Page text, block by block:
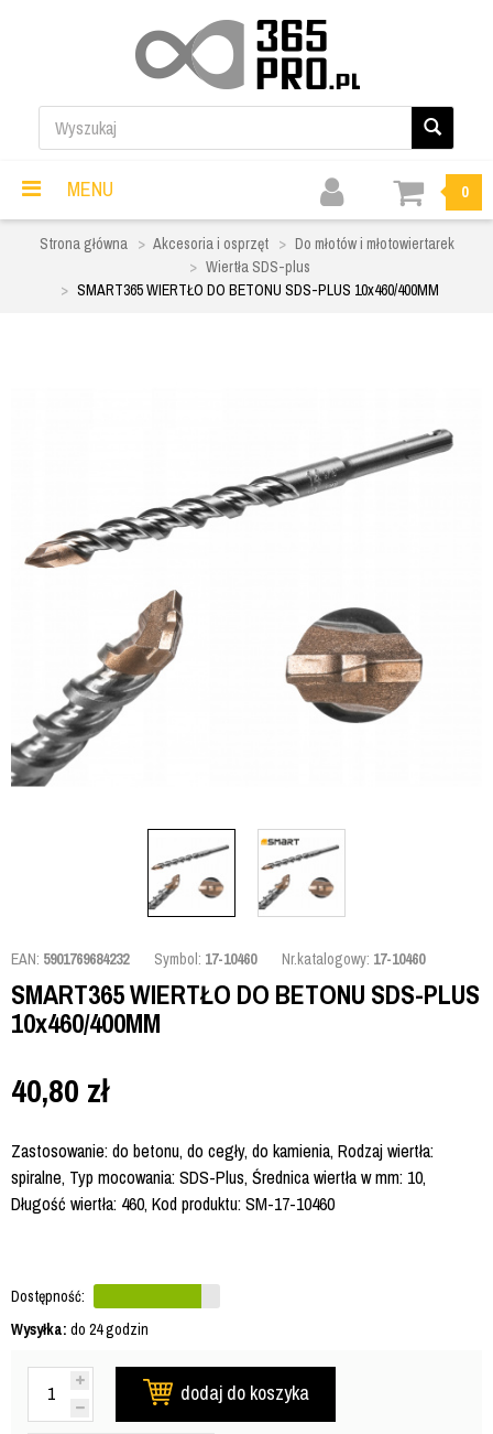
MENU 0
Strona główna Akcesoria i osprzęt
Do młotów i młotowiertarek
Wiertła SDS-plus
SMART365 WIERTŁO DO BETONU SDS-PLUS 10x460/400MM
EAN: 5901769684232 Symbol: 17-10460 Nr.katalogowy: 17-10460
SMART365 WIERTŁO DO BETONU SDS-PLUS
10x460/400MM
40,80 zł
Zastosowanie: do betonu, do cegły, do kamienia, Rodzaj wiertła:
spiralne, Typ mocowania: SDS-Plus, Średnica wiertła w mm: 10,
Długość wiertła: 460, Kod produktu: SM-17-10460
Dostępność:
Wysyłka: do 24 godzin
dodaj do koszyka